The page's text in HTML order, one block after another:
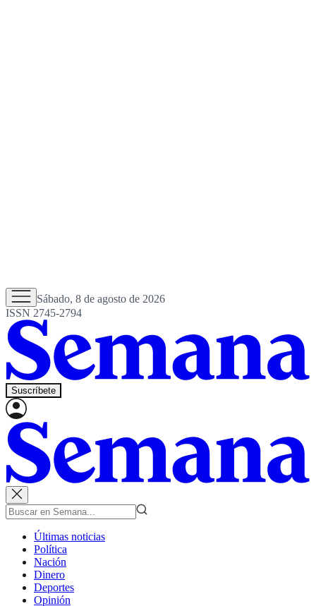
Sábado, 8 de agosto de 2026
ISSN 2745-2794
Suscríbete
Últimas noticias
Política
Nación
Dinero
Deportes
Opinión